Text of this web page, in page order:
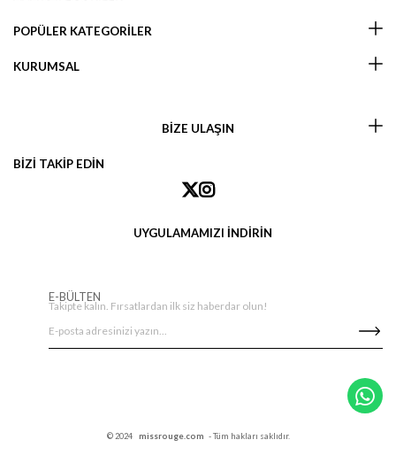
POPÜLER KATEGORİLER
KURUMSAL
BİZE ULAŞIN
BİZİ TAKİP EDİN
UYGULAMAMIZI İNDİRİN
E-BÜLTEN
Takipte kalın. Fırsatlardan ilk siz haberdar olun!
© 2024 missrouge.com - Tüm hakları saklıdır.